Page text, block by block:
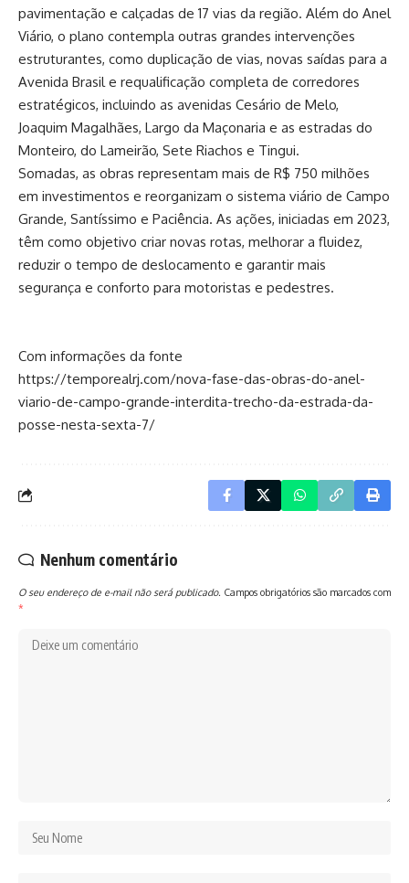
pavimentação e calçadas de 17 vias da região. Além do Anel
Viário, o plano contempla outras grandes intervenções
estruturantes, como duplicação de vias, novas saídas para a
Avenida Brasil e requalificação completa de corredores
estratégicos, incluindo as avenidas Cesário de Melo,
Joaquim Magalhães, Largo da Maçonaria e as estradas do
Monteiro, do Lameirão, Sete Riachos e Tingui.
Somadas, as obras representam mais de R$ 750 milhões
em investimentos e reorganizam o sistema viário de Campo
Grande, Santíssimo e Paciência. As ações, iniciadas em 2023,
têm como objetivo criar novas rotas, melhorar a fluidez,
reduzir o tempo de deslocamento e garantir mais
segurança e conforto para motoristas e pedestres.
Com informações da fonte
https://temporealrj.com/nova-fase-das-obras-do-anel-
viario-de-campo-grande-interdita-trecho-da-estrada-da-
posse-nesta-sexta-7/
Nenhum comentário
O seu endereço de e-mail não será publicado. Campos obrigatórios são marcados com
*